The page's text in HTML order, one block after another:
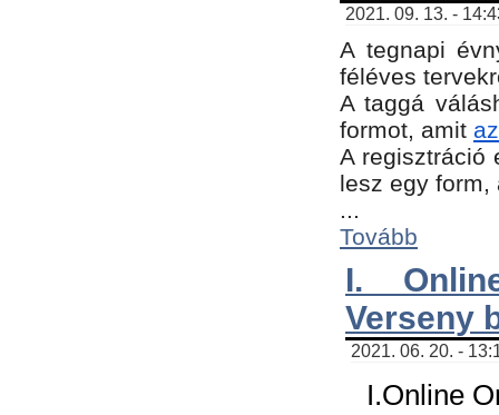
2021. 09. 13. -
A tegnapi
féléves
A taggá
formot, amit
A regisztráció
lesz egy
...
Tovább
I.
Verseny
2021. 06. 20. -
I.Online